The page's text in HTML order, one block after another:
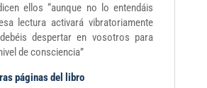
ellos “aunque no lo entendáis
lectura activará vibratoriamente
despertar en vosotros para
de consciencia”
páginas del libro